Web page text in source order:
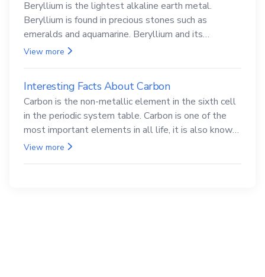
Beryllium is the lightest alkaline earth metal.
Beryllium is found in precious stones such as
emeralds and aquamarine. Beryllium and its
compounds are both carcinogenic.
View more
Interesting Facts About Carbon
Carbon is the non-metallic element in the sixth cell
in the periodic system table. Carbon is one of the
most important elements in all life, it is also known
as the back.
View more